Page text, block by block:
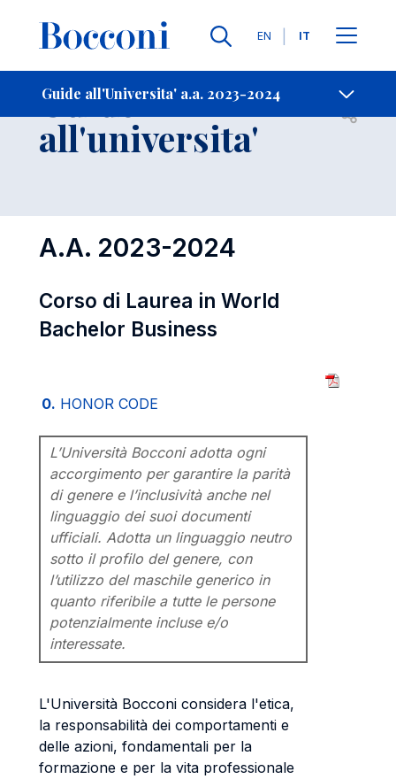
Lingue
EN IT
Guide all'Universita' a.a. 2023-2024
-
Guide
all'universita' Open
A.A. 2023-2024
Corso di Laurea in World
Bachelor Business
0. HONOR CODE
L’Università Bocconi adotta ogni
accorgimento per garantire la parità
di genere e l’inclusività anche nel
linguaggio dei suoi documenti
ufficiali. Adotta un linguaggio neutro
sotto il profilo del genere, con
l’utilizzo del maschile generico in
quanto riferibile a tutte le persone
potenzialmente incluse e/o
interessate.
L'Università Bocconi considera l'etica,
la responsabilità dei comportamenti e
delle azioni, fondamentali per la
formazione e per la vita professionale